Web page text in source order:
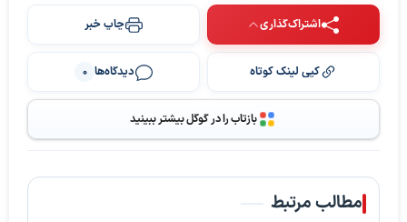
اشتراک‌گذاری چاپ خبر
کپی لینک کوتاه دیدگاه‌ها 0
بازتاب را در گوگل بیشتر ببینید
مطالب مرتبط